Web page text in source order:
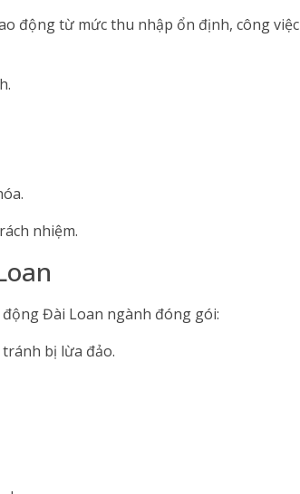
động từ mức thu nhập ổn định, công việc
nhiệm.
Đài Loan ngành đóng gói:
bị lừa đảo.